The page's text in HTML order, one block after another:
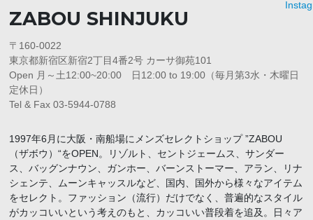
ZABOU SHINJUKU
〒160-0022
東京都新宿区新宿2丁目4番2号 カーサ御苑101
Open 月～土12:00~20:00 日12:00 to 19:00（毎月第3水・木曜日
定休日）
Tel & Fax 03-5944-0788
1997年6月に大阪・南船場にメンズセレクトショップ ”ZABOU
（ザボウ）“をOPEN。リゾルト、セントジェームス、サンダー
ス、バッグンナウン、ガンホー、バーンストーマー、アラン、リナ
シェンテ、ムーンキャッスルなど、国内、国外から様々なアイテム
をセレクト。ファッション（流行）だけでなく、普遍的なスタイル
がカッコいいという考えのもと、カッコいい普段着を追及。日々ア